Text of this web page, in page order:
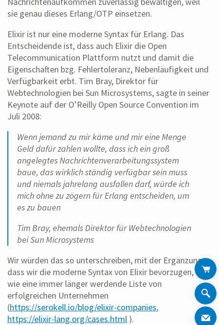
sie genau dieses Erlang/OTP einsetzen.
Elixir ist nur eine moderne Syntax für Erlang. Das
Entscheidende ist, dass auch Elixir die Open
Telecommunication Plattform nutzt und damit die
Eigenschaften bzg. Fehlertoleranz, Nebenläufigkeit und
Verfügbarkeit erbt. Tim Bray, Direktor für
Webtechnologien bei Sun Microsystems, sagte in seiner
Keynote auf der O’Reilly Open Source Convention im
Juli 2008:
Wenn jemand zu mir käme und mir eine Menge
Geld dafür zahlen wollte, dass ich ein groß
angelegtes Nachrichtenverarbeitungssystem
baue, das wirklich ständig verfügbar sein muss
und niemals jahrelang ausfallen darf, würde ich
mich ohne zu zögern für Erlang entscheiden, um
es zu bauen
Tim Bray, ehemals Direktor für Webtechnologien
bei Sun Microsystems
Wir würden das so unterschreiben, mit der Ergänzung,
dass wir die moderne Syntax von Elixir bevorzugen, so
wie eine immer länger werdende Liste von
erfolgreichen Unternehmen
(https://serokell.io/blog/elixir-companies,
https://elixir-lang.org/cases.html ).